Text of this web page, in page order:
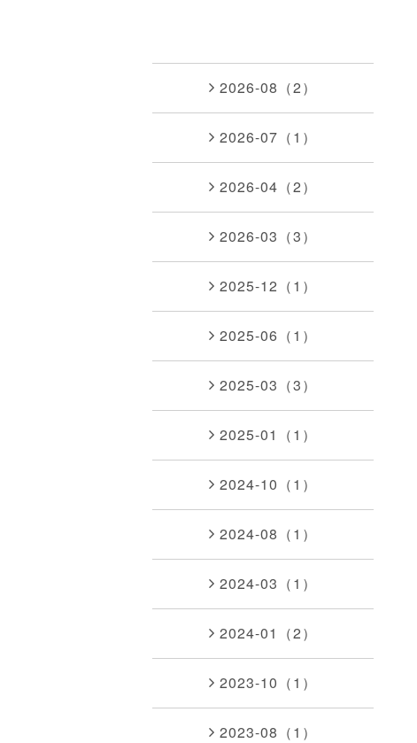
2026-08（2）
2026-07（1）
2026-04（2）
2026-03（3）
2025-12（1）
2025-06（1）
2025-03（3）
2025-01（1）
2024-10（1）
2024-08（1）
2024-03（1）
2024-01（2）
2023-10（1）
2023-08（1）